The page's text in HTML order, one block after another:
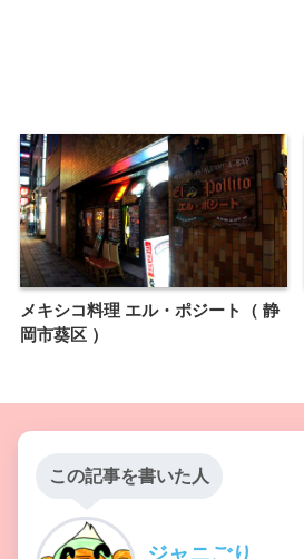
メキシコ料理 エル・ポジート（ 静
岡市葵区 ）
この記事を書いた人
ジャニごり